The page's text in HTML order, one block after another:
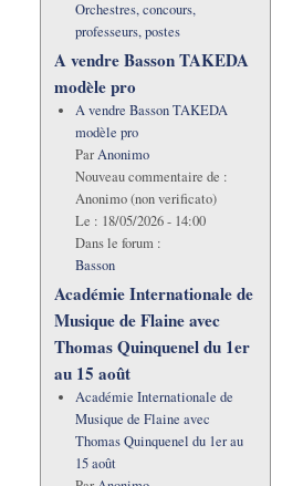
Orchestres, concours,
professeurs, postes
A vendre Basson TAKEDA
modèle pro
A vendre Basson TAKEDA
modèle pro
ParAnonimo
Nouveau commentaire de :
Anonimo (non verificato)
Le : 18/05/2026 - 14:00
Dans le forum :
Basson
Académie Internationale de
Musique de Flaine avec
Thomas Quinquenel du 1er
au 15 août
Académie Internationale de
Musique de Flaine avec
Thomas Quinquenel du 1er au
15 août